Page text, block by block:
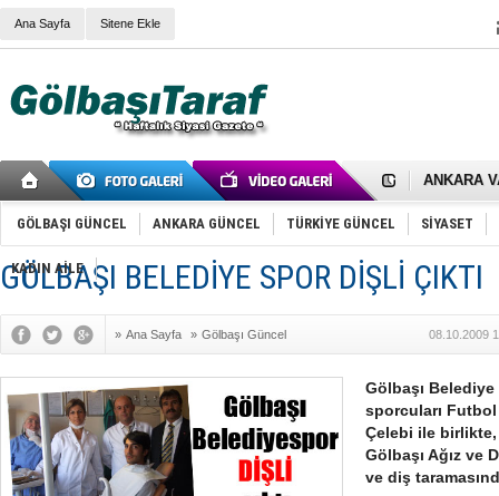
Ana Sayfa Sitene Ekle
Cemal
Samet
FAİZ
OLİMPİK
SÖZ
Mikail
Gölbaşı
GÖLBAŞI GÜNCEL ANKARA GÜNCEL TÜRKİYE GÜNCEL SİYASET
KADIN AİLE
GÖLBAŞI BELEDİYE SPOR DİŞLİ ÇIKTI
» Ana Sayfa » Gölbaşı Güncel 08.10.2009
Gölbaşı
sporcuları
Çelebi ile birlikte,
Gölbaşı Ağız ve
ve diş